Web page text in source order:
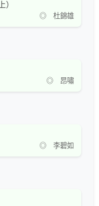
）
◎ 杜錦雄
◎ 昂嘯
◎ 李碧如